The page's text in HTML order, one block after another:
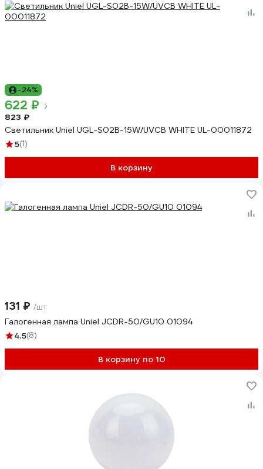
-24%
622 ₽
823 ₽
Светильник Uniel UGL-S02B-15W/UVCB WHITE UL-00011872
5(1)
В корзину
131 ₽ /шт
Галогенная лампа Uniel JCDR-50/GU10 01094
4.5(8)
В корзину по 10